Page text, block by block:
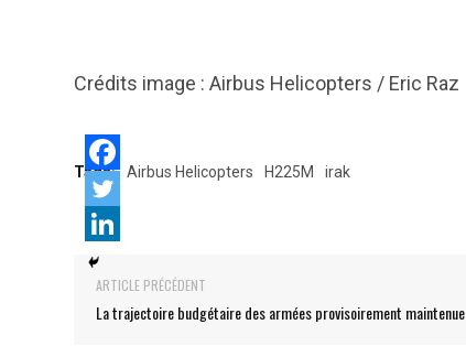
Crédits image : Airbus Helicopters / Eric Raz
Tags: Airbus Helicopters H225M irak
ARTICLE PRÉCÉDENT
La trajectoire budgétaire des armées provisoirement maintenue